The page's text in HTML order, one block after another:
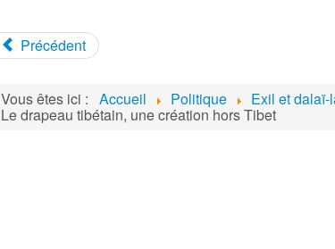
Précédent
Vous êtes ici : Accueil Politique Exil et dalaï-
Le drapeau tibétain, une création hors Tibet